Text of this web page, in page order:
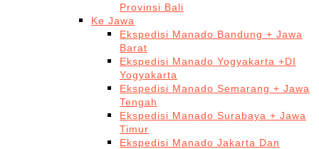
Provinsi Bali
Ke Jawa
Ekspedisi Manado Bandung + Jawa
Barat
Ekspedisi Manado Yogyakarta +DI
Yogyakarta
Ekspedisi Manado Semarang + Jawa
Tengah
Ekspedisi Manado Surabaya + Jawa
Timur
Ekspedisi Manado Jakarta Dan